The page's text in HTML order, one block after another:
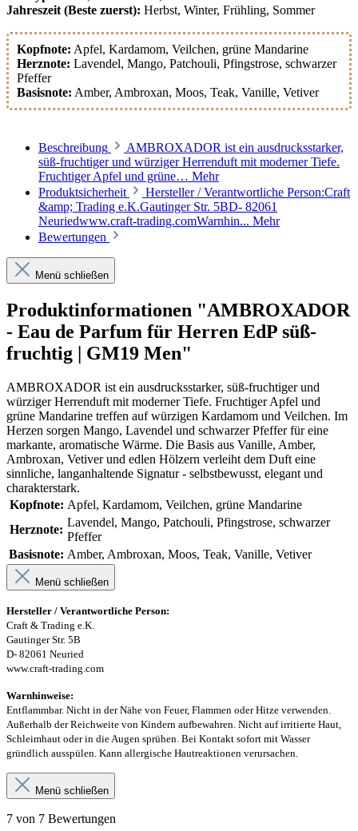
Jahreszeit (Beste zuerst): Herbst, Winter, Frühling, Sommer
Kopfnote: Apfel, Kardamom, Veilchen, grüne Mandarine
Herznote: Lavendel, Mango, Patchouli, Pfingstrose, schwarzer
Pfeffer
Basisnote: Amber, Ambroxan, Moos, Teak, Vanille, Vetiver
Beschreibung
AMBROXADOR ist ein ausdrucksstarker,
süß-fruchtiger und würziger Herrenduft mit moderner Tiefe.
Fruchtiger Apfel und grüne… Mehr
Produktsicherheit
Hersteller / Verantwortliche Person:Craft
&amp; Trading e.K.Gautinger Str. 5BD- 82061
Neuriedwww.craft-trading.comWarnhin... Mehr
Bewertungen
Menü schließen
Produktinformationen "AMBROXADOR
- Eau de Parfum für Herren EdP süß-
fruchtig | GM19 Men"
AMBROXADOR ist ein ausdrucksstarker, süß-fruchtiger und
würziger Herrenduft mit moderner Tiefe. Fruchtiger Apfel und
grüne Mandarine treffen auf würzigen Kardamom und Veilchen. Im
Herzen sorgen Mango, Lavendel und schwarzer Pfeffer für eine
markante, aromatische Wärme. Die Basis aus Vanille, Amber,
Ambroxan, Vetiver und edlen Hölzern verleiht dem Duft eine
sinnliche, langanhaltende Signatur - selbstbewusst, elegant und
charakterstark.
Kopfnote: Apfel, Kardamom, Veilchen, grüne Mandarine
Herznote:
Lavendel, Mango, Patchouli, Pfingstrose, schwarzer
Pfeffer
Basisnote: Amber, Ambroxan, Moos, Teak, Vanille, Vetiver
Menü schließen
Hersteller / Verantwortliche Person:
Craft & Trading e.K.
Gautinger Str. 5B
D- 82061 Neuried
www.craft-trading.com
Warnhinweise:
Entflammbar. Nicht in der Nähe von Feuer, Flammen oder Hitze verwenden.
Außerhalb der Reichweite von Kindern aufbewahren. Nicht auf irritierte Haut,
Schleimhaut oder in die Augen sprühen. Bei Kontakt sofort mit Wasser
gründlich ausspülen. Kann allergische Hautreaktionen verursachen.
Menü schließen
7 von 7 Bewertungen